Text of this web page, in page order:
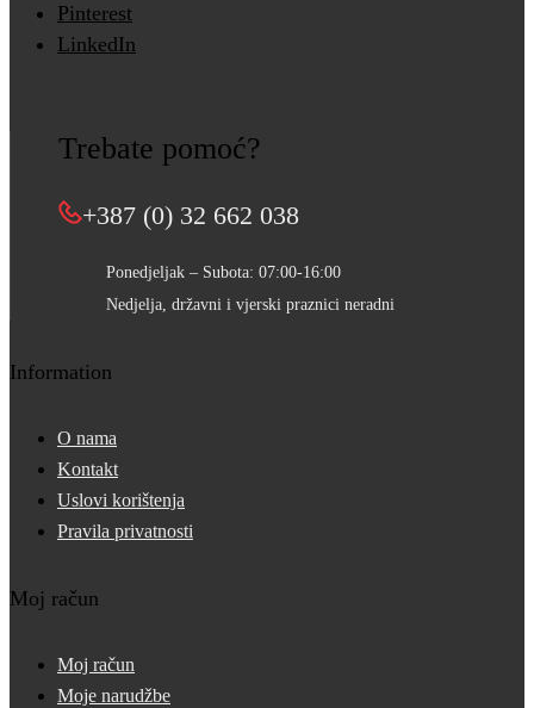
Pinterest
LinkedIn
Trebate pomoć?
+387 (0) 32 662 038
Ponedjeljak – Subota: 07:00-16:00
Nedjelja, državni i vjerski praznici neradni
Information
O nama
Kontakt
Uslovi korištenja
Pravila privatnosti
Moj račun
Moj račun
Moje narudžbe